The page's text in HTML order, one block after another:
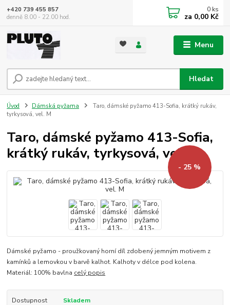
Menu
Hledat
+420 739 455 857
denně 8.00 - 22.00 hod.
0 ks
za 0,00 Kč
Úvod Dámská pyžama
Taro, dámské pyžamo 413-Sofia, krátký rukáv,
tyrkysová, vel. M
Taro, dámské pyžamo 413-Sofia,
krátký rukáv, tyrkysová, vel. M
- 25 %
Dámské pyžamo - proužkovaný horní díl zdobený jemným motivem z
kamínků a lemovkou v barvě kalhot. Kalhoty v délce pod kolena.
Materiál: 100% bavlna celý popis
Dostupnost
Skladem